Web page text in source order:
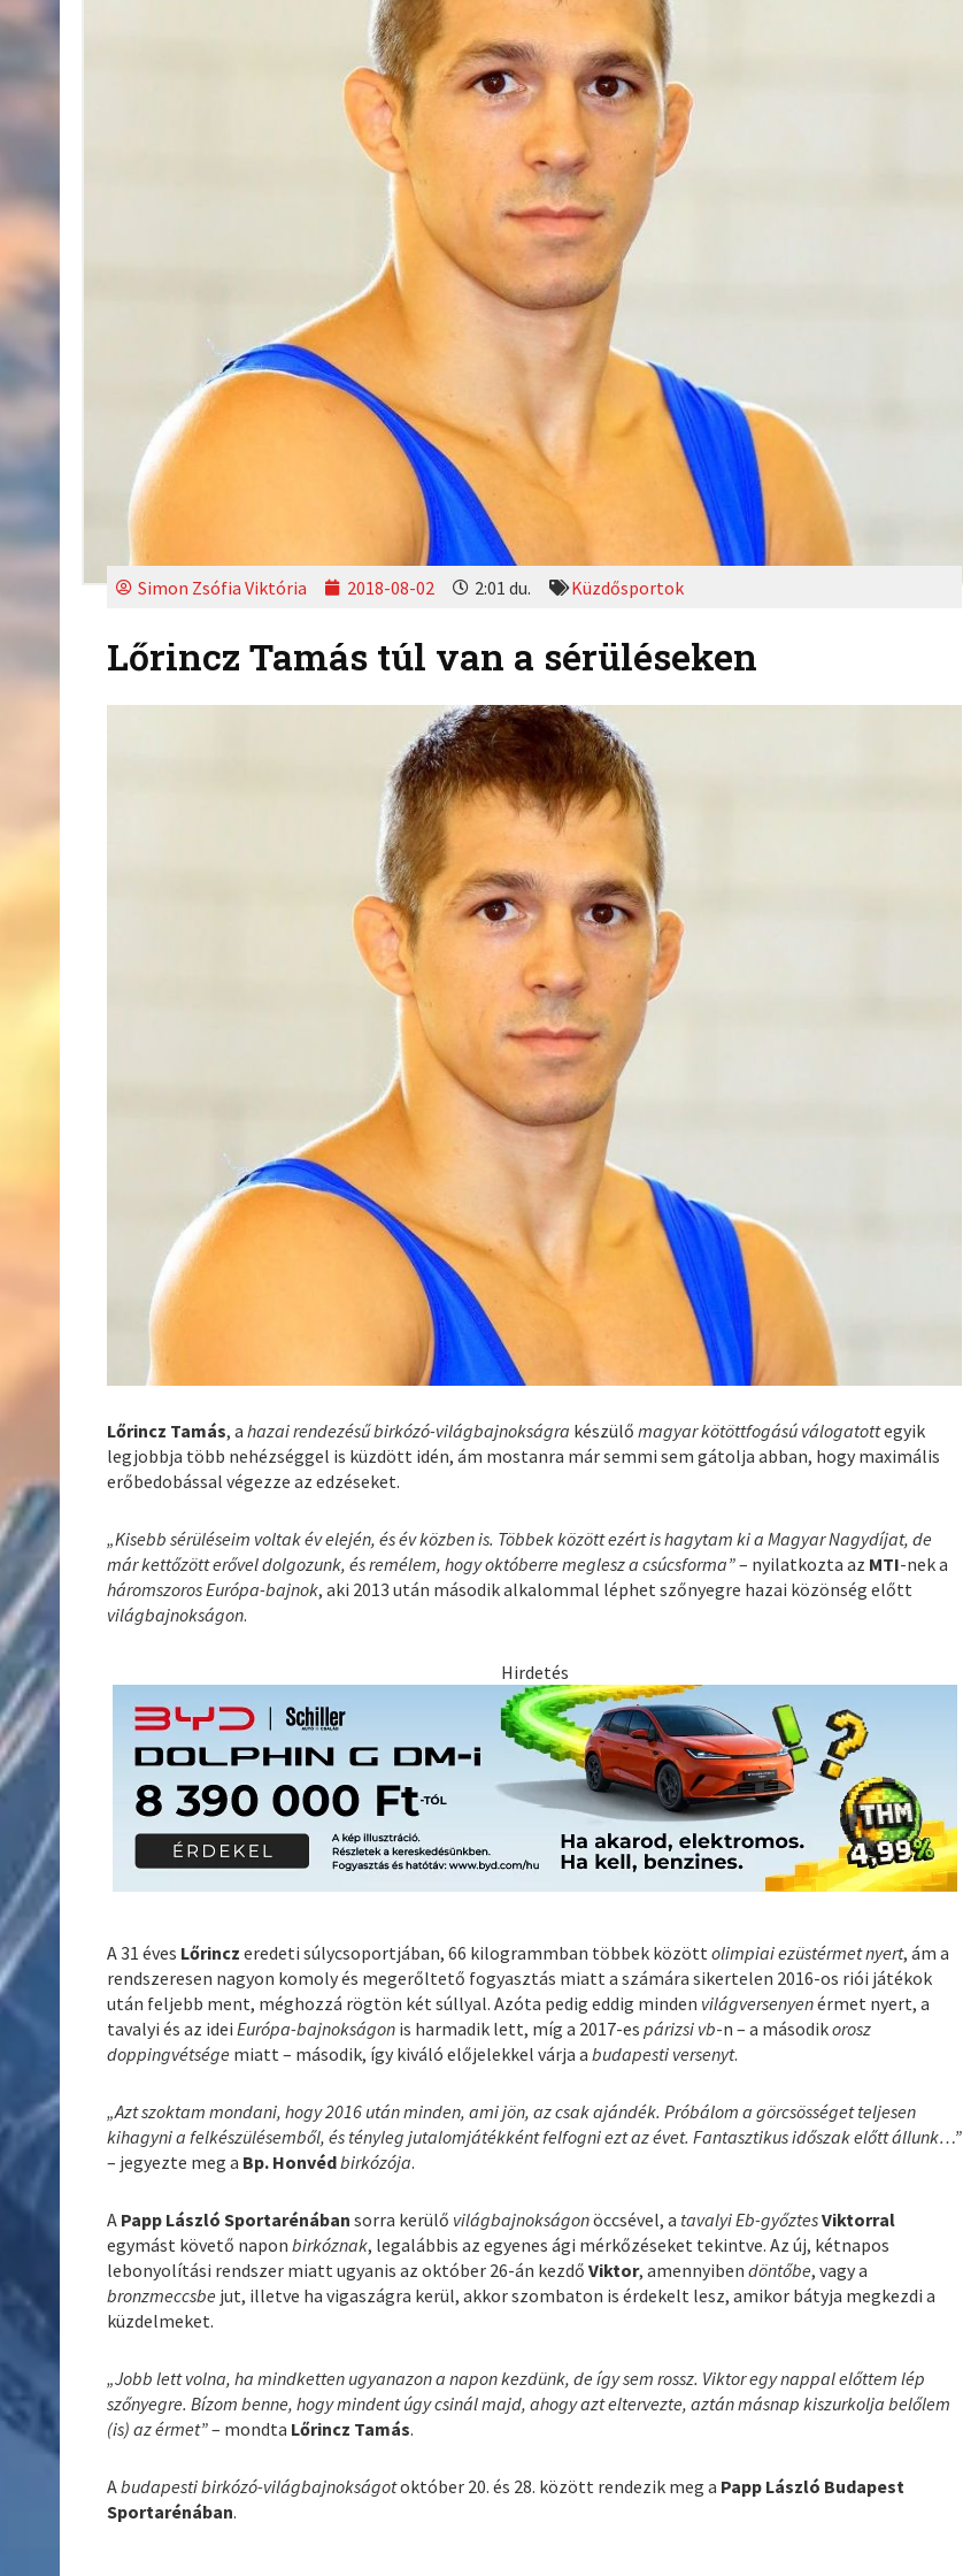
Simon Zsófia Viktória 2018-08-02 2:01 du. Küzdősportok
Lőrincz Tamás túl van a sérüléseken
Lőrincz Tamás, ahazai rendezésű birkózó-világbajnokságra készülőmagyar kötöttfogású válogatottegyik
legjobbja több nehézséggel is küzdött idén, ám mostanra már semmi sem gátolja abban, hogy maximális
erőbedobással végezze az edzéseket.
„Kisebb sérüléseim voltak év elején, és év közben is. Többek között ezért is hagytam ki a Magyar Nagydíjat, de
már kettőzött erővel dolgozunk, és remélem, hogy októberre meglesz a csúcsforma”– nyilatkozta az MTI-nek a
háromszoros Európa-bajnok, aki 2013 után második alkalommal léphet szőnyegre hazai közönség előtt
világbajnokságon.
Hirdetés
A 31 éves Lőrincz eredeti súlycsoportjában, 66 kilogrammban többek közöttolimpiai ezüstérmet nyert, ám a
rendszeresen nagyon komoly és megerőltető fogyasztás miatt a számára sikertelen 2016-os riói játékok
után feljebb ment, méghozzá rögtön két súllyal. Azóta pedig eddig minden világversenyenérmet nyert, a
tavalyi és az ideiEurópa-bajnokságon is harmadik lett, míg a 2017-espárizsi vb-n – a másodikorosz
doppingvétsége miatt – második, így kiváló előjelekkel várja abudapesti versenyt.
„Azt szoktam mondani, hogy 2016 után minden, ami jön, az csak ajándék. Próbálom a görcsösséget teljesen
kihagyni a felkészülésemből, és tényleg jutalomjátékként felfogni ezt az évet. Fantasztikus időszak előtt állunk…”
– jegyezte meg a Bp. Honvédbirkózója.
A Papp László Sportarénában sorra kerülő világbajnokságonöccsével, a tavalyi Eb-győztesViktorral
egymást követő naponbirkóznak, legalábbis az egyenes ági mérkőzéseket tekintve. Az új, kétnapos
lebonyolítási rendszer miatt ugyanis az október 26-án kezdőViktor, amennyibendöntőbe, vagy a
bronzmeccsbe jut, illetve ha vigaszágra kerül, akkor szombaton is érdekelt lesz, amikor bátyja megkezdi a
küzdelmeket.
„Jobb lett volna, ha mindketten ugyanazon a napon kezdünk, de így sem rossz. Viktor egy nappal előttem lép
szőnyegre. Bízom benne, hogy mindent úgy csinál majd, ahogy azt eltervezte, aztán másnap kiszurkolja belőlem
(is) az érmet”– mondta Lőrincz Tamás.
Abudapesti birkózó-világbajnokságotoktóber 20. és 28. között rendezik meg a Papp László Budapest
Sportarénában.